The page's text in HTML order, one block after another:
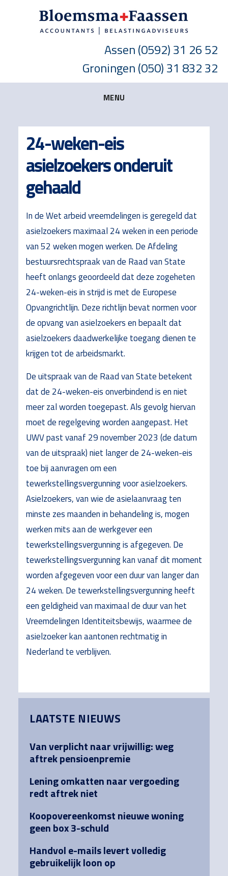
Assen(0592) 31 26 52
Groningen(050) 31 832 32
MENU
24-weken-eis
asielzoekers onderuit
gehaald
In de Wet arbeid vreemdelingen is geregeld dat
asielzoekers maximaal 24 weken in een periode
van 52 weken mogen werken. De Afdeling
bestuursrechtspraak van de Raad van State
heeft onlangs geoordeeld dat deze zogeheten
24-weken-eis in strijd is met de Europese
Opvangrichtlijn. Deze richtlijn bevat normen voor
de opvang van asielzoekers en bepaalt dat
asielzoekers daadwerkelijke toegang dienen te
krijgen tot de arbeidsmarkt.
De uitspraak van de Raad van State betekent
dat de 24-weken-eis onverbindend is en niet
meer zal worden toegepast. Als gevolg hiervan
moet de regelgeving worden aangepast. Het
UWV past vanaf 29 november 2023 (de datum
van de uitspraak) niet langer de 24-weken-eis
toe bij aanvragen om een
tewerkstellingsvergunning voor asielzoekers.
Asielzoekers, van wie de asielaanvraag ten
minste zes maanden in behandeling is, mogen
werken mits aan de werkgever een
tewerkstellingsvergunning is afgegeven. De
tewerkstellingsvergunning kan vanaf dit moment
worden afgegeven voor een duur van langer dan
24 weken. De tewerkstellingsvergunning heeft
een geldigheid van maximaal de duur van het
Vreemdelingen Identiteitsbewijs, waarmee de
asielzoeker kan aantonen rechtmatig in
Nederland te verblijven.
Sidebar
LAATSTE NIEUWS
Van verplicht naar vrijwillig: weg
aftrek pensioenpremie
Lening omkatten naar vergoeding
redt aftrek niet
Koopovereenkomst nieuwe woning
geen box 3-schuld
Handvol e-mails levert volledig
gebruikelijk loon op